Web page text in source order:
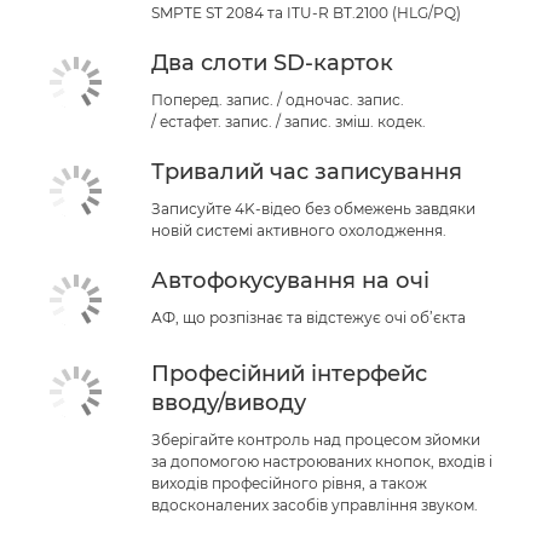
SMPTE ST 2084 та ITU-R BT.2100 (HLG/PQ)
Два слоти SD-карток
Поперед. запис. / одночас. запис.
/ естафет. запис. / запис. зміш. кодек.
Тривалий час записування
Записуйте 4K-відео без обмежень завдяки
новій системі активного охолодження.
Автофокусування на очі
АФ, що розпізнає та відстежує очі об’єкта
Професійний інтерфейс
вводу/виводу
Зберігайте контроль над процесом зйомки
за допомогою настроюваних кнопок, входів і
виходів професійного рівня, а також
вдосконалених засобів управління звуком.